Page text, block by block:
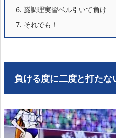
6. 巌調理実習ベル引いて負け
7. それでも！
負ける度に二度と打たな